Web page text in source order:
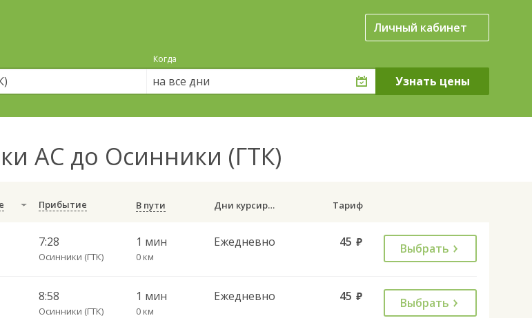
Личный кабинет
Когда
на все дни
АС до Осинники (ГТК)
Прибытие В пути Дни курсирования Тариф
7:28
Осинники (ГТК)
1 мин
0 км
Ежедневно 45 руб. Выбрать
8:58
Осинники (ГТК)
1 мин
0 км
Ежедневно 45 руб. Выбрать